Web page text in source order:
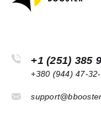
+1 (251) 385
+380 (944) 47-